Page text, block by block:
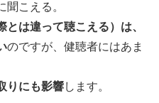
こえる。
とは違って聴こえる）は、
のですが、健聴者にはあま
りにも影響します。